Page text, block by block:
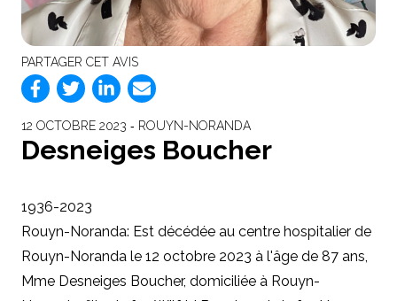
PARTAGER CET AVIS
12 OCTOBRE 2023 ‐ ROUYN-NORANDA
Desneiges Boucher
1936-2023
Rouyn-Noranda: Est décédée au centre hospitalier de
Rouyn-Noranda le 12 octobre 2023 à l'âge de 87 ans,
Mme Desneiges Boucher, domiciliée à Rouyn-